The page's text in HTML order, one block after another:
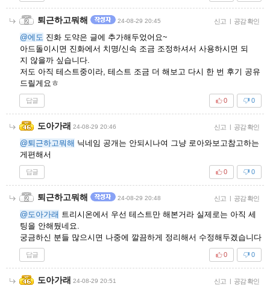
퇴근하고뭐해 24-08-29 20:45 신고 | 공감 확인
@에도 진화 도약은 글에 추가해두었어요~
아드돌이시면 진화에서 치명/신속 조금 조정하셔서 사용하시면 되
지 않을까 싶습니다.
저도 아직 테스트중이라, 테스트 조금 더 해보고 다시 한 번 후기 공유
드릴게요ㅎ
답글 0
0
도아가래 24-08-29 20:46 신고 | 공감 확인
@퇴근하고뭐해 닉네임 공개는 안되시나여 그냥 로아와보고참고하는
게편해서
답글 0
0
퇴근하고뭐해 24-08-29 20:48 신고 | 공감 확인
@도아가래 트리시온에서 우선 테스트만 해본거라 실제로는 아직 세
팅을 안해뒀네요.
궁금하신 분들 많으시면 나중에 깔끔하게 정리해서 수정해두겠습니다
답글 0
0
도아가래 24-08-29 20:51 신고 | 공감 확인